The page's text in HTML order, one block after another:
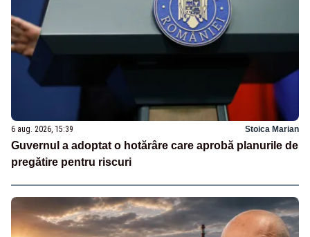
6 aug. 2026, 15:39 Stoica Marian
Guvernul a adoptat o hotărâre care aprobă planurile de
pregătire pentru riscuri